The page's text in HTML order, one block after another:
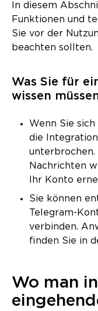
In diesem
Funktionen und
Sie vor der
beachten sollten.
Was Sie für
wissen
Wenn Sie
die
unterbrochen.
Nachrichten
Ihr Konto
Sie können
Telegram-
verbinden.
finden Sie in
Wo man